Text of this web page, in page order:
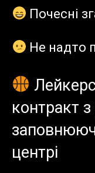
Почесні
Не надто
контракт
центрі